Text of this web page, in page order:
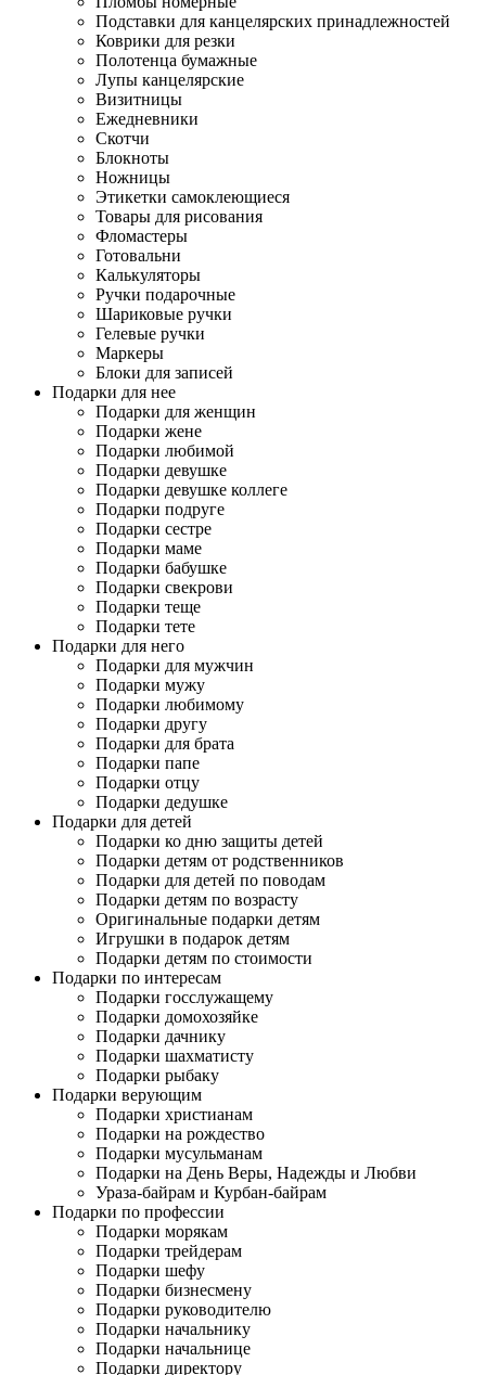
Подставки для канцелярских принадлежностей
Коврики для резки
Полотенца бумажные
Лупы канцелярские
Визитницы
Ежедневники
Скотчи
Блокноты
Ножницы
Этикетки самоклеющиеся
Товары для рисования
Фломастеры
Готовальни
Калькуляторы
Ручки подарочные
Шариковые ручки
Гелевые ручки
Маркеры
Блоки для записей
Подарки для нее
Подарки для женщин
Подарки жене
Подарки любимой
Подарки девушке
Подарки девушке коллеге
Подарки подруге
Подарки сестре
Подарки маме
Подарки бабушке
Подарки свекрови
Подарки теще
Подарки тете
Подарки для него
Подарки для мужчин
Подарки мужу
Подарки любимому
Подарки другу
Подарки для брата
Подарки папе
Подарки отцу
Подарки дедушке
Подарки для детей
Подарки ко дню защиты детей
Подарки детям от родственников
Подарки для детей по поводам
Подарки детям по возрасту
Оригинальные подарки детям
Игрушки в подарок детям
Подарки детям по стоимости
Подарки по интересам
Подарки госслужащему
Подарки домохозяйке
Подарки дачнику
Подарки шахматисту
Подарки рыбаку
Подарки верующим
Подарки христианам
Подарки на рождество
Подарки мусульманам
Подарки на День Веры, Надежды и Любви
Ураза-байрам и Курбан-байрам
Подарки по профессии
Подарки морякам
Подарки трейдерам
Подарки шефу
Подарки бизнесмену
Подарки руководителю
Подарки начальнику
Подарки начальнице
Подарки директору